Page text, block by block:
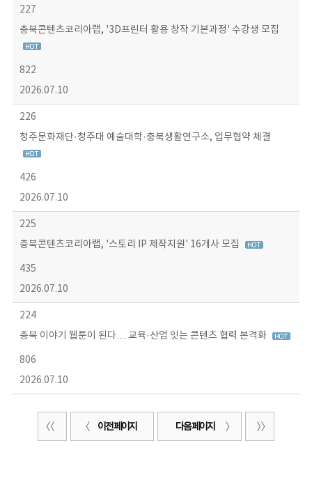
227
충북콘텐츠코리아랩, '3D프린터 활용 창작 기본과정' 수강생 모집
822
2026.07.10
226
청주문화재단·청주대 예술대학·충북생활연구소, 업무협약 체결
426
2026.07.10
225
충북콘텐츠코리아랩, '스토리 IP 제작지원' 16개사 모집
435
2026.07.10
224
충북 이야기 웹툰이 된다… 교육·산업 잇는 콘텐츠 협력 본격화
806
2026.07.10
이전 페이지 다음 페이지